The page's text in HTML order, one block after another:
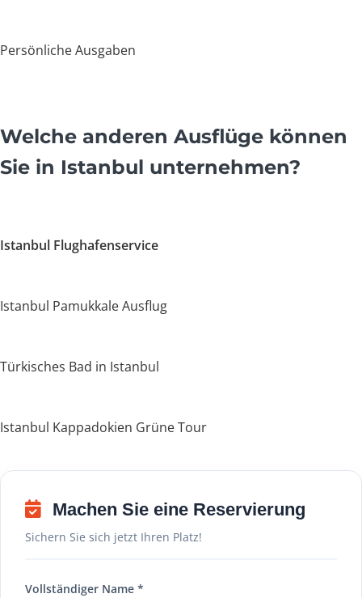
Persönliche Ausgaben
Welche anderen Ausflüge können
Sie in Istanbul unternehmen?
Istanbul Flughafenservice
Istanbul Pamukkale Ausflug
Türkisches Bad in Istanbul
Istanbul Kappadokien Grüne Tour
Machen Sie eine Reservierung
Sichern Sie sich jetzt Ihren Platz!
Vollständiger Name *